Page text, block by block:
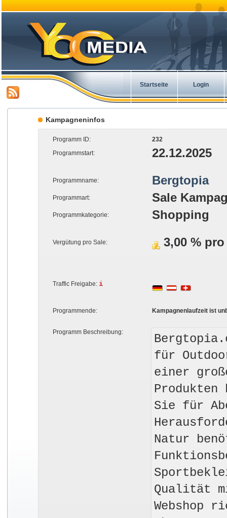
Startseite Login
Kampagneninfos
Programm ID:
232
Programmstart:
22.12.2025
Programmname: Bergtopia
Programmart: Sale
Programmkategorie: Shopping
Vergütung pro Sale: 3,00 %
Traffic Freigabe: i
Programmende: Kampagnenlaufzeit ist
Programm Beschreibung:
für
einer
Sie für
Natur
Qualität
Webshop